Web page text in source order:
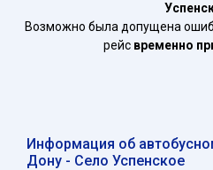
Возможно была допущена
рейс временно
Информация об
Дону - Село Успенское